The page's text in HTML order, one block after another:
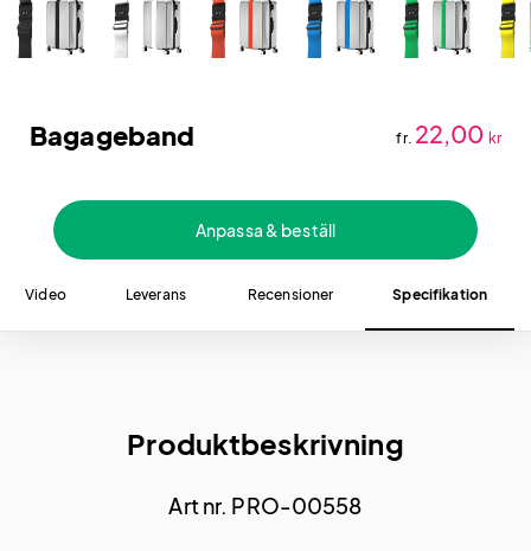
Bagageband fr. 22,00 kr
Anpassa & beställ
Video Leverans Recensioner Specifikation
Produktbeskrivning
Art nr. PRO-00558